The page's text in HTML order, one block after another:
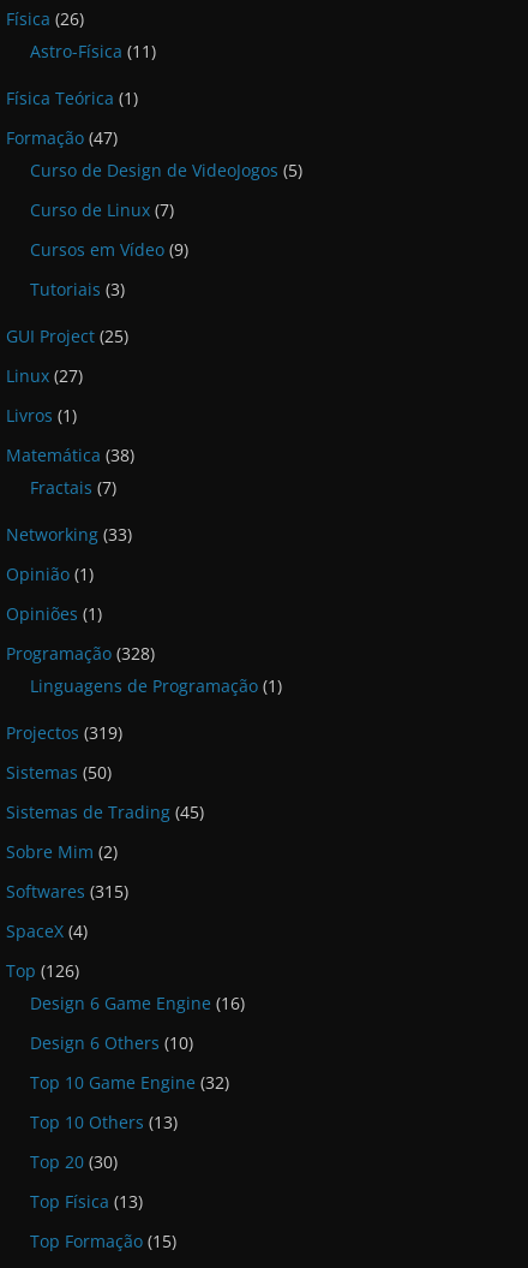
Física (26)
Astro-Física (11)
Física Teórica (1)
Formação (47)
Curso de Design de VideoJogos (5)
Curso de Linux (7)
Cursos em Vídeo (9)
Tutoriais (3)
GUI Project (25)
Linux (27)
Livros (1)
Matemática (38)
Fractais (7)
Networking (33)
Opinião (1)
Opiniões (1)
Programação (328)
Linguagens de Programação (1)
Projectos (319)
Sistemas (50)
Sistemas de Trading (45)
Sobre Mim (2)
Softwares (315)
SpaceX (4)
Top (126)
Design 6 Game Engine (16)
Design 6 Others (10)
Top 10 Game Engine (32)
Top 10 Others (13)
Top 20 (30)
Top Física (13)
Top Formação (15)